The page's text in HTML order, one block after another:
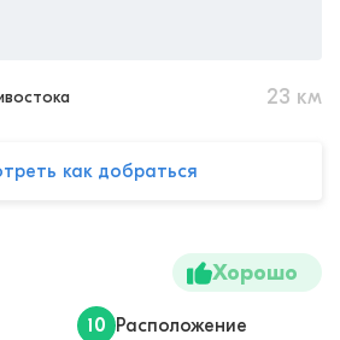
23 км
как добраться
Хорошо
10 Расположение